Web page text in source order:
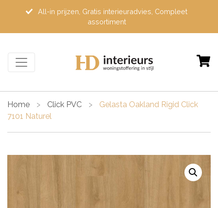
All-in prijzen, Gratis interieuradvies, Compleet
assortiment
Home > Click PVC >
Gelasta Oakland Rigid Click
7101 Naturel